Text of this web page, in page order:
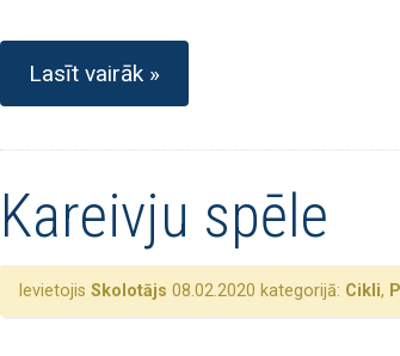
Lasīt vairāk »
Kareivju spēle
Ievietojis Skolotājs 08.02.2020 kategorijā: Cikli,